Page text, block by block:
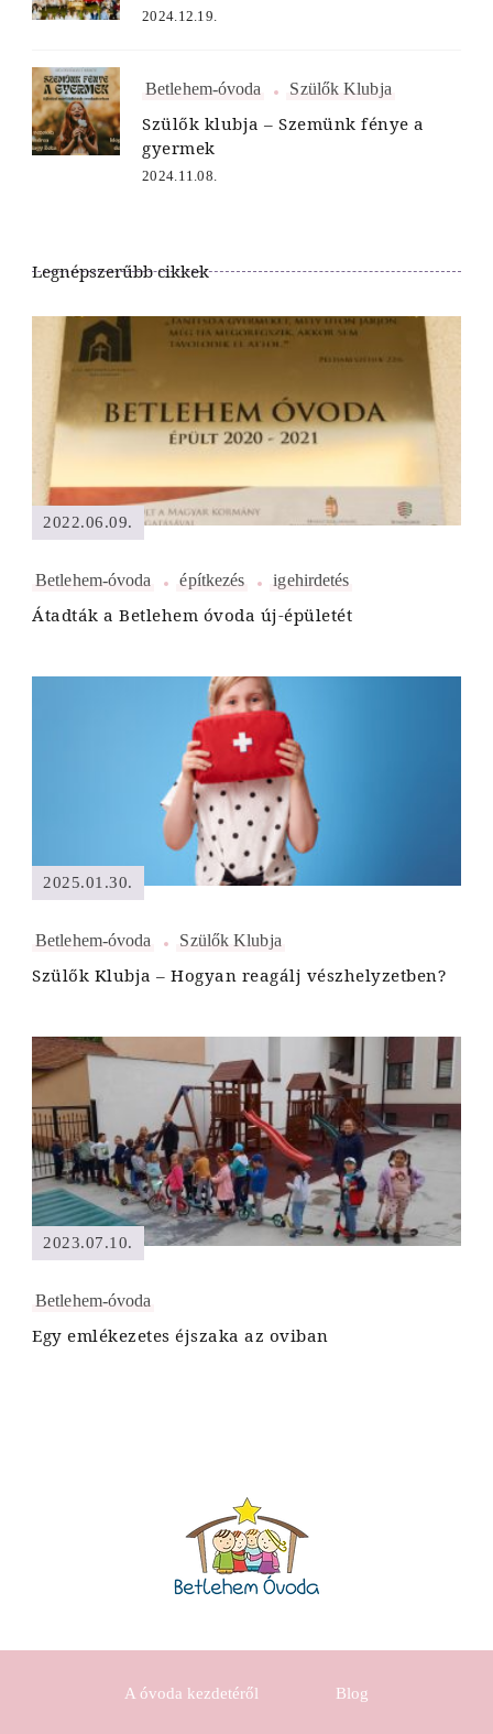
2024.12.19.
Betlehem-óvoda Szülők Klubja
Szülők klubja – Szemünk fénye a
gyermek
2024.11.08.
Legnépszerűbb cikkek
Betlehem-óvoda építkezés igehirdetés
Átadták a Betlehem óvoda új-épületét
2022.06.09.
Betlehem-óvoda Szülők Klubja
Szülők Klubja – Hogyan reagálj vészhelyzetben?
2025.01.30.
Betlehem-óvoda
Egy emlékezetes éjszaka az oviban
2023.07.10.
A óvoda kezdetéről Blog